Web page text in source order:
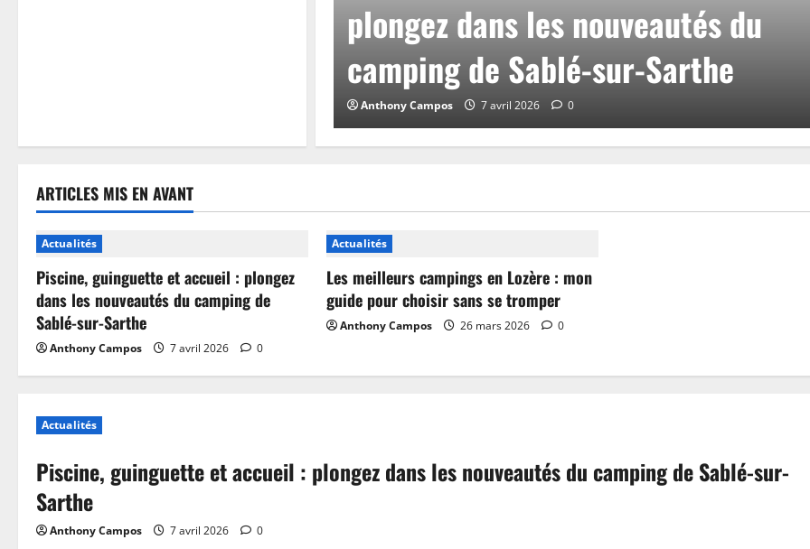
plongez dans les nouveautés du
camping de Sablé-sur-Sarthe
Anthony Campos 7 avril 2026 0
ARTICLES MIS EN AVANT
Actualités
Piscine, guinguette et accueil : plongez
dans les nouveautés du camping de
Sablé-sur-Sarthe
Anthony Campos 7 avril 2026 0
Actualités
Les meilleurs campings en Lozère : mon
guide pour choisir sans se tromper
Anthony Campos 26 mars 2026 0
Actualités
Piscine, guinguette et accueil : plongez dans les nouveautés du camping de Sablé-sur-
Sarthe
Anthony Campos 7 avril 2026 0